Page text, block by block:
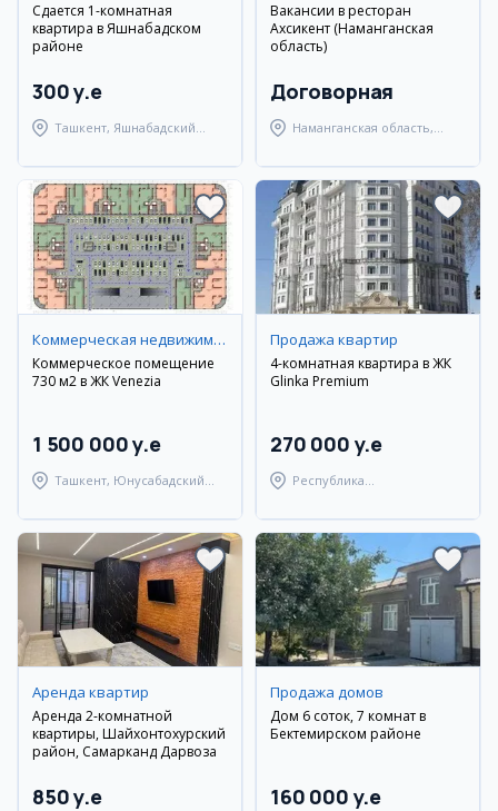
Сдается 1-комнатная
квартира в Яшнабадском
районе
300 y.e
Ташкент, Яшнабадский
Вакансии в ресторан
Ахсикент (Наманганская
область)
Договорная
Наманганская область,
Коммерческая недвижимость
Коммерческое помещение
730 м2 в ЖК Venezia
1 500 000 y.e
Ташкент, Юнусабадский
Продажа квартир
4-комнатная квартира в ЖК
Glinka Premium
270 000 y.e
Республика
район
Аренда квартир
Аренда 2-комнатной
квартиры, Шайхонтохурский
район, Самарканд Дарвоза
850 y.e
Продажа домов
Дом 6 соток, 7 комнат в
Бектемирском районе
160 000 y.e